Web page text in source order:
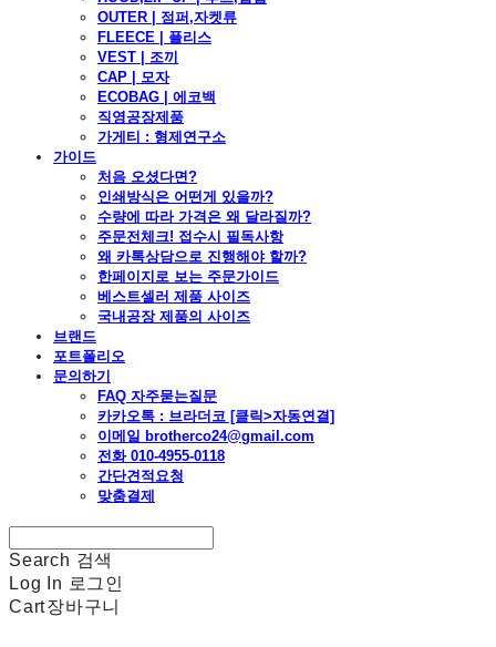
OUTER | 점퍼,자켓류
FLEECE | 플리스
VEST | 조끼
CAP | 모자
ECOBAG | 에코백
직영공장제품
가게티 : 형제연구소
가이드
처음 오셨다면?
인쇄방식은 어떤게 있을까?
수량에 따라 가격은 왜 달라질까?
주문전체크! 접수시 필독사항
왜 카톡상담으로 진행해야 할까?
한페이지로 보는 주문가이드
베스트셀러 제품 사이즈
국내공장 제품의 사이즈
브랜드
포트폴리오
문의하기
FAQ 자주묻는질문
카카오톡 : 브라더코 [클릭>자동연결]
이메일 brotherco24@gmail.com
전화 010-4955-0118
간단견적요청
맞춤결제
Search 검색
Log In 로그인
Cart장바구니